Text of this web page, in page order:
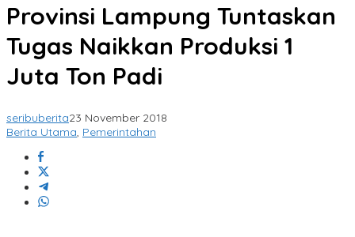
Provinsi Lampung Tuntaskan
Tugas Naikkan Produksi 1
Juta Ton Padi
seribuberita23 November 2018
Berita Utama, Pemerintahan